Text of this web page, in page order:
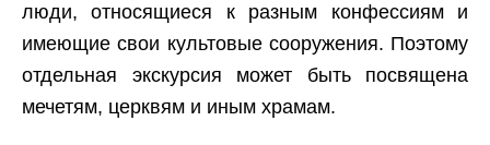
люди, относящиеся к разным конфессиям и
имеющие свои культовые сооружения. Поэтому
отдельная экскурсия может быть посвящена
мечетям, церквям и иным храмам.